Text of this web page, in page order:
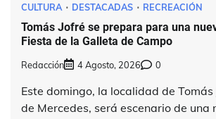
CULTURA DESTACADAS RECREACIÓN
Tomás Jofré se prepara para una
Fiesta de la Galleta de Campo
Redacción 4 Agosto, 2026 0
Este domingo, la localidad de
de Mercedes, será escenario de una